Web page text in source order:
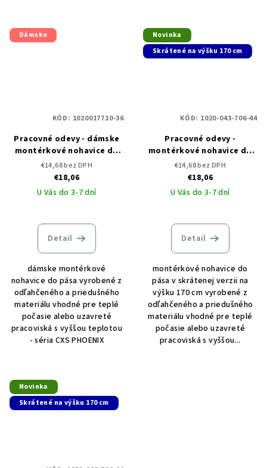
Dámske
Pracovné odevy - dámske
montérkové nohavice do
pása CXS PHOENIX MONETA
€14,68 bez DPH
€18,06
U Vás do 3-7 dní
Detail
dámske montérkové
nohavice do pása vyrobené z
odľahčeného a priedušného
materiálu vhodné pre teplé
počasie alebo uzavreté
pracoviská s vyššou teplotou
- séria CXS PHOENIX
KÓD: 1020017710-36
Novinka
Skrátené na výšku 170 cm
Pracovné odevy -
montérkové nohavice do
pása CXS PHOENIX CEFEUS
skrátené
€14,68 bez DPH
€18,06
U Vás do 3-7 dní
Detail
montérkové nohavice do
pása v skrátenej verzii na
výšku 170 cm vyrobené z
odľahčeného a priedušného
materiálu vhodné pre teplé
počasie alebo uzavreté
pracoviská s vyššou...
KÓD: 1020-043-706-44
Novinka
Skrátené na výšku 170 cm